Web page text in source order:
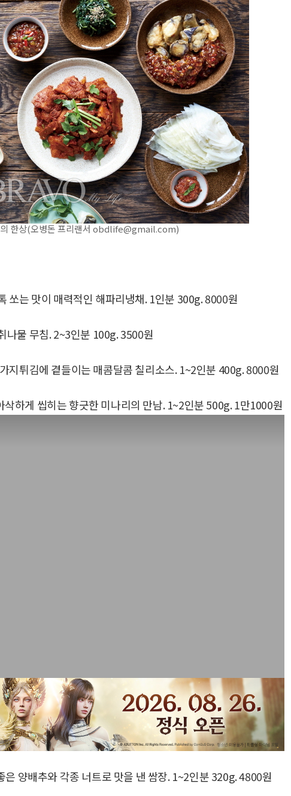
한상(오병돈 프리랜서 obdlife@gmail.com)
쏘는 맛이 매력적인 해파리냉채. 1인분 300g. 8000원
나물 무침. 2~3인분 100g. 3500원
지튀김에 곁들이는 매콤달콤 칠리소스. 1~2인분 400g. 8000원
삭하게 씹히는 향긋한 미나리의 만남. 1~2인분 500g. 1만1000원
은 양배추와 각종 너트로 맛을 낸 쌈장. 1~2인분 320g. 4800원